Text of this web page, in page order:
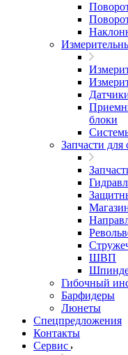
блоки
Запчасти
ШВП
Гибочный
Барфидеры
Люнеты
Спецпредложения
Контакты
Сервис